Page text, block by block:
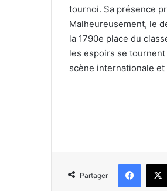
tournoi. Sa présence
Malheureusement, le
la 1790e place du
les espoirs se tournent
scène internationale
Partager